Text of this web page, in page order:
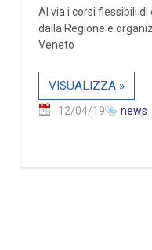
Al via i corsi flessibili
dalla Regione e
Veneto
VISUALIZZA »
12/04/19 news